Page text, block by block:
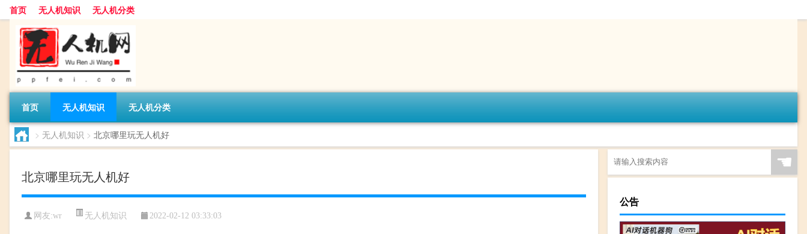
首页 无人机知识 无人机分类
首页 无人机知识 无人机分类
> 无人机知识 > 北京哪里玩无人机好
北京哪里玩无人机好
网友:wr 无人机知识 2022-02-12 03:33:03
☚
公告